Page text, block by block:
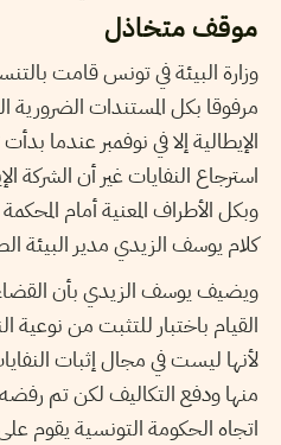
موقف متخاذل
مرفوقا بكل المستندات الضرورية
استرجاع النفايات غير أن
وبكل الأطراف المعنية أمام
كلام يوسف الزيدي مدير البيئة
ويضيف يوسف الزيدي بأن القضاء
القيام باختبار للتثبت من
لأنها ليست في مجال إثبات
منها ودفع التكاليف لكن تم رفضه
اتجاه الحكومة التونسية يقوم